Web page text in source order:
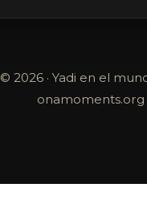
© 2026 · Yadi en el
onamoments.org